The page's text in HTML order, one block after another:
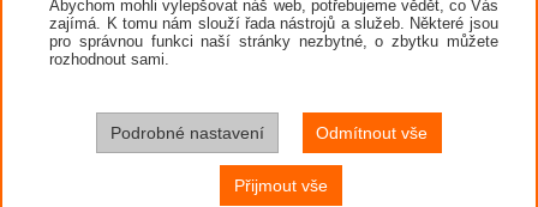
26.6.2026
ESET: S příchodem léta
zaplavují Česko falešné mobilní
Chase Home App či Candy
Race Launcher. Hlavním cílem
útočníků bylo v tomto případě
Polsko, následováno Českem a
Slovenskem...
24.6.2026
Abychom mohli vylepšovat náš web, potřebujeme vědět, co Vás
zajímá. K tomu nám slouží řada nástrojů a služeb. Některé jsou
pro správnou funkci naší stránky nezbytné, o zbytku můžete
rozhodnout sami.
Podrobné nastavení Odmítnout vše
Přijmout vše